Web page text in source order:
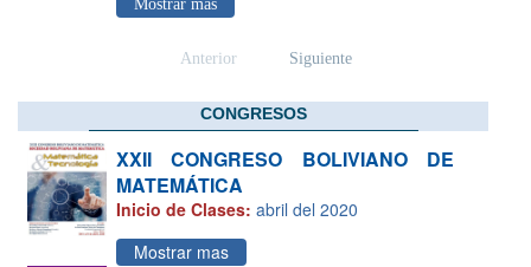
Mostrar mas
Anterior Siguiente
CONGRESOS
XXII CONGRESO BOLIVIANO DE
MATEMÁTICA
Inicio de Clases: abril del 2020
Mostrar mas